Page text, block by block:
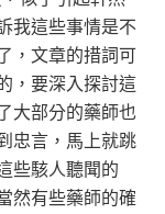
我這些事情是不
，文章的措詞可
，要深入探討這
大部分的藥師也
忠言，馬上就跳
些駭人聽聞的
然有些藥師的確